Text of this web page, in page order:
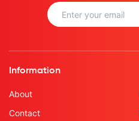
Information
About
Contact